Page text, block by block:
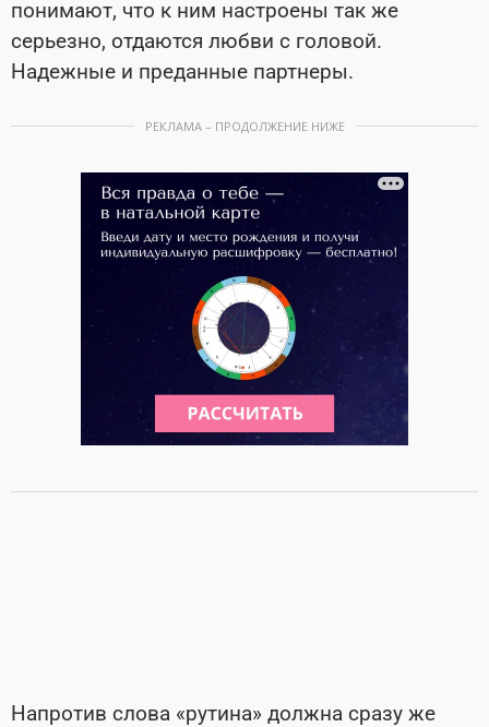
понимают, что к ним настроены так же
серьезно, отдаются любви с головой.
Надежные и преданные партнеры.
РЕКЛАМА – ПРОДОЛЖЕНИЕ НИЖЕ
Напротив слова «рутина» должна сразу же